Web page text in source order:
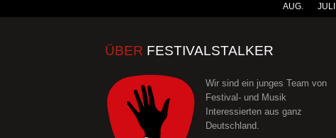
AUG. JULI
ÜBER FESTIVALSTALKER
Wir sind ein junges Team von
Festival- und Musik
Interessierten aus ganz
Deutschland.